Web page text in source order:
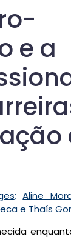
e a
;Aline
e Thaís